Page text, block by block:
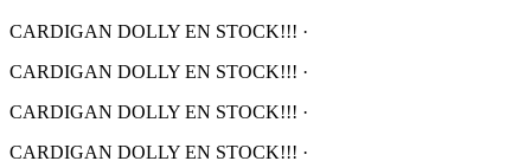
CARDIGAN DOLLY EN STOCK!!! ·
CARDIGAN DOLLY EN STOCK!!! ·
CARDIGAN DOLLY EN STOCK!!! ·
CARDIGAN DOLLY EN STOCK!!! ·